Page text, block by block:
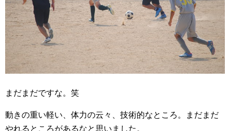
まだまだですな。笑
動きの重い軽い、体力の云々、技術的なところ。まだまだ
やれるところがあるなと思いました。